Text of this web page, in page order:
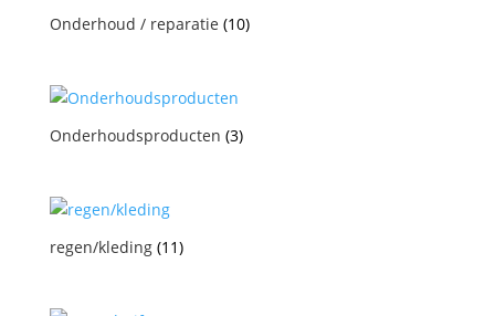
Onderhoud / reparatie (10)
Onderhoudsproducten (3)
regen/kleding (11)